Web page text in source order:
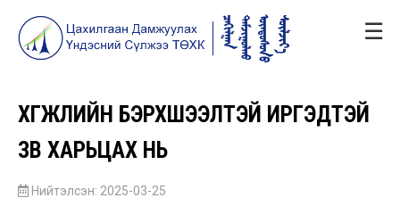
☰
ХӨГЖЛИЙН БЭРХШЭЭЛТЭЙ ИРГЭДТЭЙ
ЗӨВ ХАРЬЦАХ НЬ
Нийтэлсэн: 2025-03-25